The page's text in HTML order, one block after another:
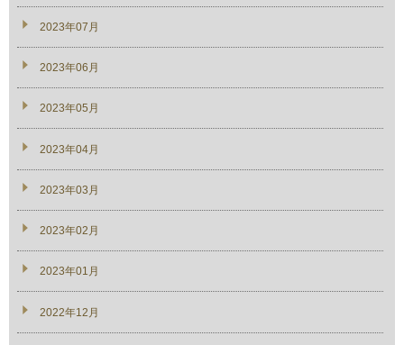
2023年07月
2023年06月
2023年05月
2023年04月
2023年03月
2023年02月
2023年01月
2022年12月